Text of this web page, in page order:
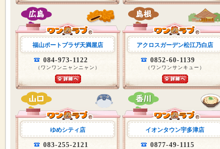
福山ポートプラザ天満屋店
084-973-1122
（ワンワンニャンニャン）
アクロスガーデン松江乃白店
0852-60-1139
（ワンワンサンキュー）
ゆめシティ店
083-255-2121
イオンタウン宇多津店
0877-49-1115